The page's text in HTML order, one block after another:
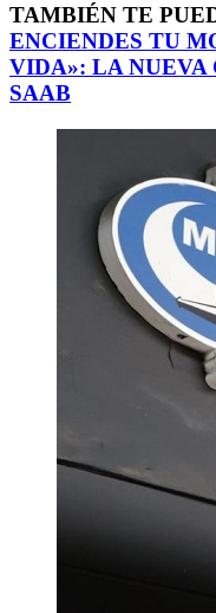
TAMBIÉN TE
ENCIENDES TU
VIDA»: LA NUEVA
SAAB